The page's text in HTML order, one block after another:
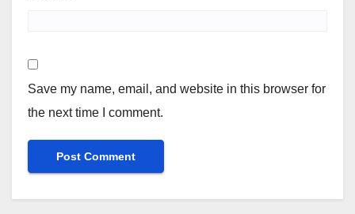
Save my name, email, and website in this browser for
the next time I comment.